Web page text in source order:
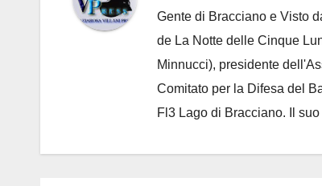
Gente di Bracciano e Visto
de La Notte delle Cinque
Minnucci), presidente dell'
Comitato per la Difesa del
Fl3 Lago di Bracciano. Il